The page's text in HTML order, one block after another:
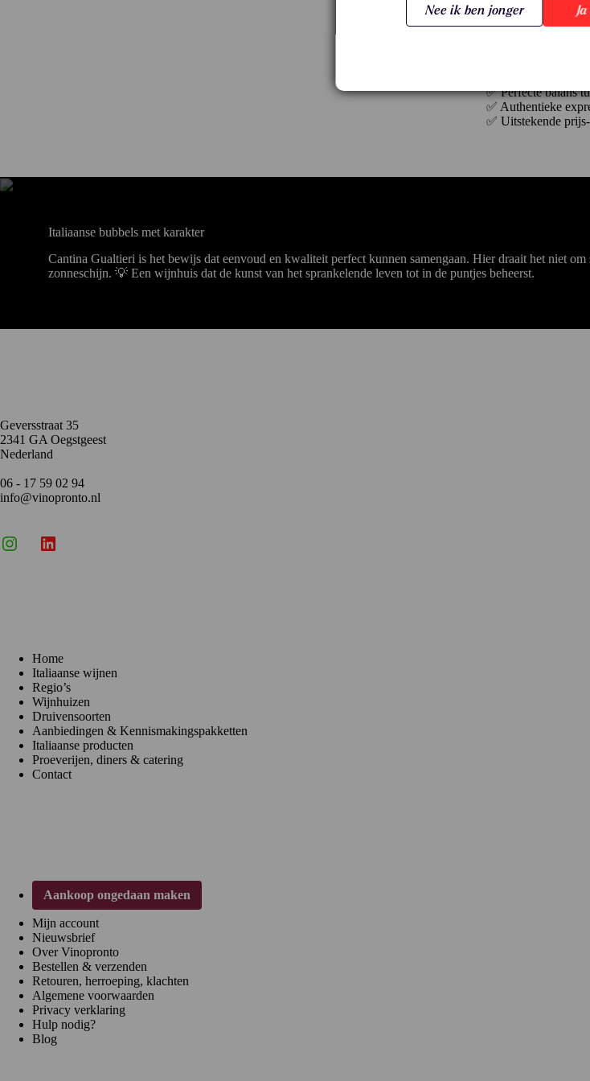
respect voor
juist door hun
✅ Perfecte balans
✅ Authentieke
✅ Uitstekende
Italiaanse bubbels met karakter
Cantina Gualtieri is het bewijs dat eenvoud en kwaliteit perfect kunnen samengaan. Hier draait het niet
zonneschijn. 💡 Een wijnhuis dat de kunst van het sprankelende leven tot in de puntjes beheerst.
Geversstraat 35
2341 GA Oegstgeest
Nederland
06 - 17 59 02 94
info@vinopronto.nl
InstagramLinkedIn
Home
Italiaanse wijnen
Regio’s
Wijnhuizen
Druivensoorten
Aanbiedingen & Kennismakingspakketten
Italiaanse producten
Proeverijen, diners & catering
Contact
Aankoop ongedaan maken
Mijn account
Nieuwsbrief
Over Vinopronto
Bestellen & verzenden
Retouren, herroeping, klachten
Algemene voorwaarden
Privacy verklaring
Hulp nodig?
Blog
Nee ik ben jonger